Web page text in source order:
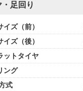
足回り
イズ（前）
イズ（後）
ットタイヤ
ング
式